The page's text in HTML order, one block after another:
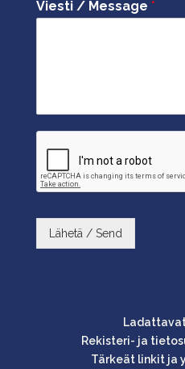
Viesti / Message *
Lähetä / Send
Rekisteri- ja
Tärkeät linkit ja